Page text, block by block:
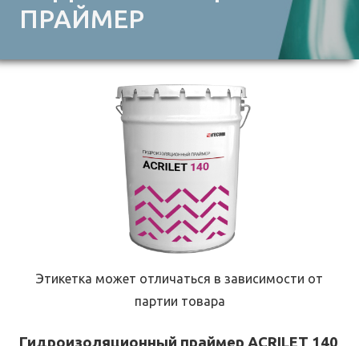
ПРАЙМЕР
Этикетка может отличаться в зависимости от
партии товара
Гидроизоляционный праймер ACRILET 140